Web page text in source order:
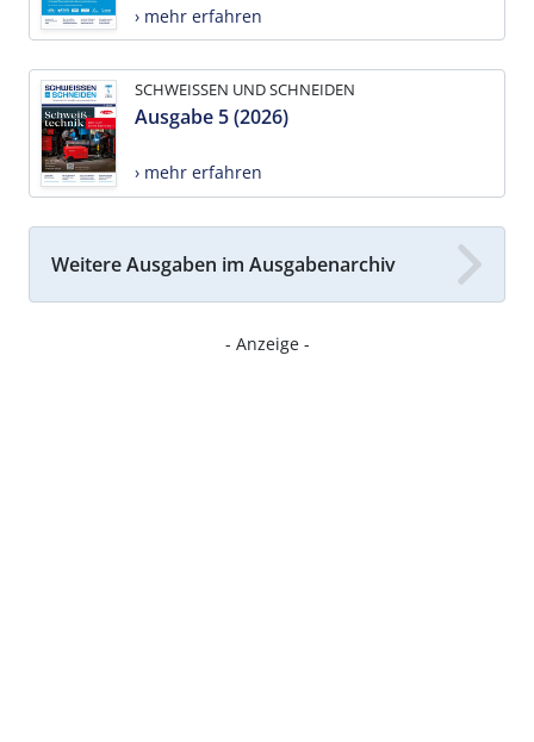
› mehr erfahren
SCHWEISSEN UND SCHNEIDEN
Ausgabe 5 (2026)
› mehr erfahren
Weitere Ausgaben im Ausgabenarchiv
- Anzeige -